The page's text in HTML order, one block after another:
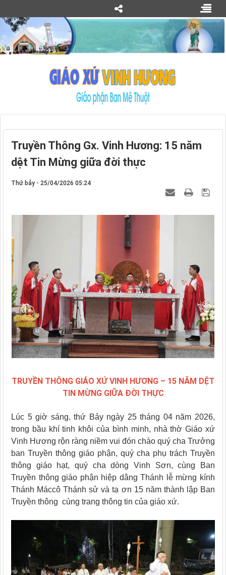
Truyền Thông Gx. Vinh Hương: 15 năm
dệt Tin Mừng giữa đời thực
Thứ bảy - 25/04/2026 05:24
TRUYỀN THÔNG GIÁO XỨ VINH HƯƠNG – 15 NĂM DỆT
TIN MỪNG GIỮA ĐỜI THỰC
Lúc 5 giờ sáng, thứ Bảy ngày 25 tháng 04 năm 2026,
trong bầu khí tinh khôi của bình minh, nhà thờ Giáo xứ
Vinh Hương rộn ràng niềm vui đón chào quý cha Trưởng
ban Truyền thông giáo phận, quý cha phụ trách Truyền
thông giáo hạt, quý cha dòng Vinh Sơn, cùng Ban
Truyền thông giáo phận hiệp dâng Thánh lễ mừng kính
Thánh Máccô Thánh sử và tạ ơn 15 năm thành lập Ban
Truyền thông cùng trang thông tin của giáo xứ.